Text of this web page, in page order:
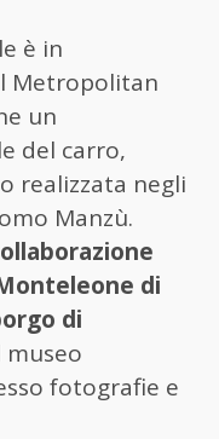
è in
Metropolitan
un
del carro,
realizzata negli
Manzù.
di
di
museo
fotografie e